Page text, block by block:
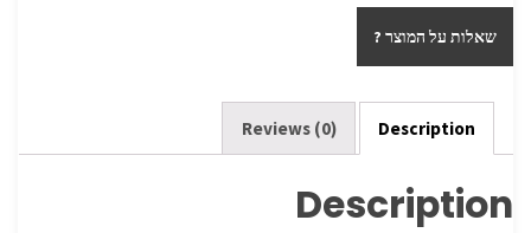
b
o
o
k
tt
er
ar
e
שאלות על המוצר ?
Description
Reviews (0)
Description